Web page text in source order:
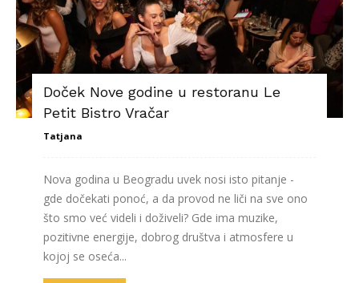
Doček Nove godine u restoranu Le
Petit Bistro Vračar
Tatjana
Nova godina u Beogradu uvek nosi isto pitanje -
gde dočekati ponoć, a da provod ne liči na sve ono
što smo već videli i doživeli? Gde ima muzike,
pozitivne energije, dobrog društva i atmosfere u
kojoj se oseća...